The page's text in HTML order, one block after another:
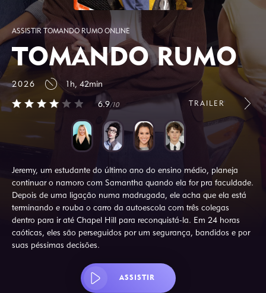
ASSISTIR TOMANDO RUMO ONLINE
TOMANDO RUMO
2026 1h, 42min
6.9/10 TRAILER
Jeremy, um estudante do último ano do ensino médio, planeja
continuar o namoro com Samantha quando ela for pra faculdade.
Depois de uma ligação numa madrugada, ele acha que ela está
terminando e rouba o carro da autoescola com três colegas
dentro para ir até Chapel Hill para reconquistá-la. Em 24 horas
caóticas, eles são perseguidos por um segurança, bandidos e por
suas péssimas decisões.
ASSISTIR